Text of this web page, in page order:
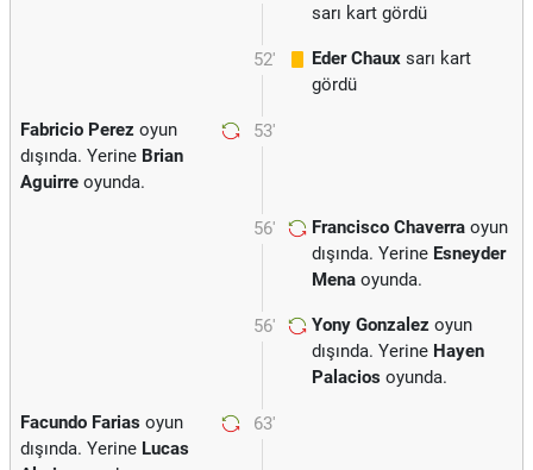
sarı kart gördü
52' Eder Chaux sarı kart
gördü
53'
Fabricio Perez oyun
dışında. Yerine Brian
Aguirre oyunda.
56' Francisco Chaverra oyun
dışında. Yerine Esneyder
Mena oyunda.
56' Yony Gonzalez oyun
dışında. Yerine Hayen
Palacios oyunda.
63'
Facundo Farias oyun
dışında. Yerine Lucas